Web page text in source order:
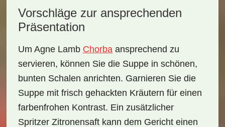
Vorschläge zur ansprechenden
Präsentation
Um Agne Lamb Chorbaansprechend zu
servieren, können Sie die Suppe in schönen,
bunten Schalen anrichten. Garnieren Sie die
Suppe mit frisch gehackten Kräutern für einen
farbenfrohen Kontrast. Ein zusätzlicher
Spritzer Zitronensaft kann dem Gericht einen